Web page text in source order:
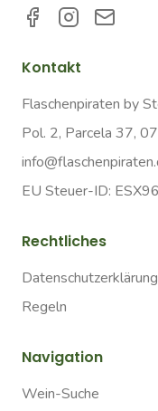
Kontakt
Flaschenpiraten by
Pol. 2, Parcela 37,
EU Steuer-ID:
Rechtliches
Datenschutzerklärung
Regeln
Navigation
Wein-Suche